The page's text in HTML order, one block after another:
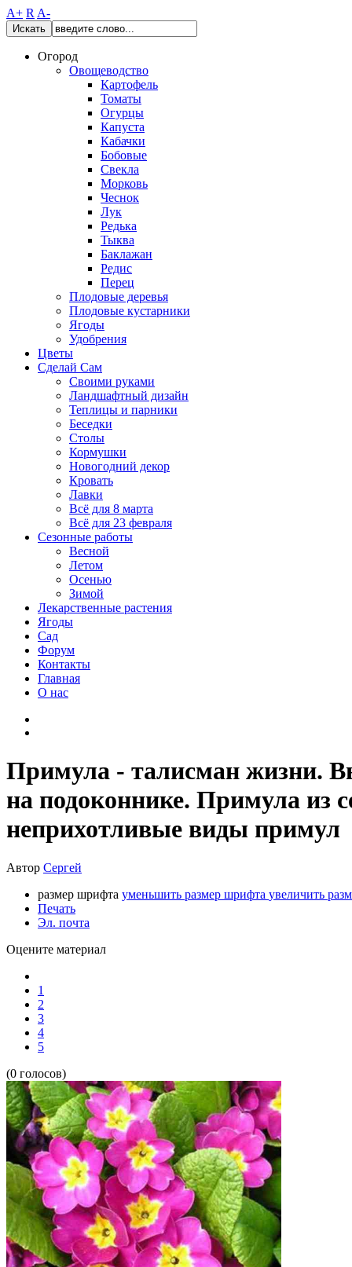
A+ R A-
Искать
Огород
Овощеводство
Картофель
Томаты
Огурцы
Капуста
Кабачки
Бобовые
Свекла
Морковь
Чеснок
Лук
Редька
Тыква
Баклажан
Редис
Перец
Плодовые деревья
Плодовые кустарники
Ягоды
Удобрения
Цветы
Сделай Сам
Своими руками
Ландшафтный дизайн
Теплицы и парники
Беседки
Столы
Кормушки
Новогодний декор
Кровать
Лавки
Всё для 8 марта
Всё для 23 февраля
Сезонные работы
Весной
Летом
Осенью
Зимой
Лекарственные растения
Ягоды
Сад
Форум
Контакты
Главная
О нас
Примула - талисман жизни.
на подоконнике. Примула из
неприхотливые виды примул
Автор Сергей
размер шрифта уменьшить размер шрифта увеличить
Печать
Эл. почта
Оцените материал
1
2
3
4
5
(0 голосов)